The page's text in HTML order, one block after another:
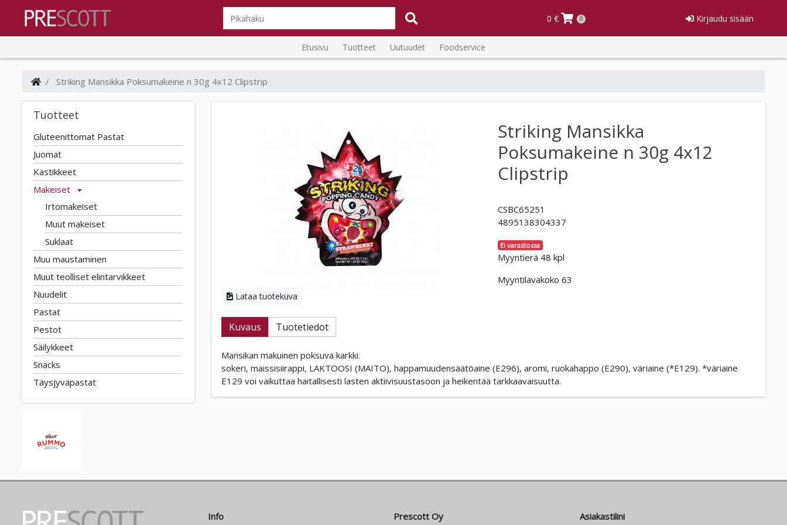
0 € 0 Kirjaudu sisään
Etusivu Tuotteet Uutuudet Foodservice
Striking Mansikka Poksumakeine n 30g 4x12 Clipstrip
Tuotteet
Gluteenittomat Pastat
Juomat
Kastikkeet
Makeiset
Irtomakeiset
Muut makeiset
Suklaat
Muu maustaminen
Muut teolliset elintarvikkeet
Nuudelit
Pastat
Pestot
Säilykkeet
Snacks
Täysjyväpastat
Lataa tuotekuva
Striking Mansikka
Poksumakeine n 30g 4x12
Clipstrip
CSBC65251
4895138304337
Ei varastossa
Myyntierä 48 kpl
Myyntilavakoko 63
Kuvaus Tuotetiedot
Mansikan makuinen poksuva karkki.
sokeri, maissisiirappi, LAKTOOSI (MAITO), happamuudensäätöaine (E296), aromi, ruokahappo (E290), väriaine (*E129). *väriaine
E129 voi vaikuttaa haitallisesti lasten aktiivisuustasoon ja heikentää tarkkaavaisuutta.
Info Prescott Oy Asiakastilini